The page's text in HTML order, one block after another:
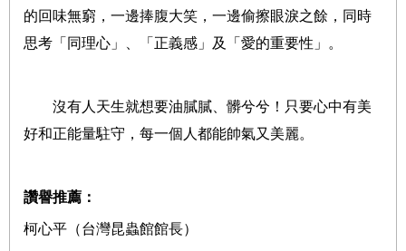
的回味無窮，一邊捧腹大笑，一邊偷擦眼淚之餘，同時
思考「同理心」、「正義感」及「愛的重要性」。
沒有人天生就想要油膩膩、髒兮兮！只要心中有美
好和正能量駐守，每一個人都能帥氣又美麗。
讚譽推薦：
柯心平（台灣昆蟲館館長）